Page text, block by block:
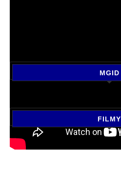
MGID
FILMY